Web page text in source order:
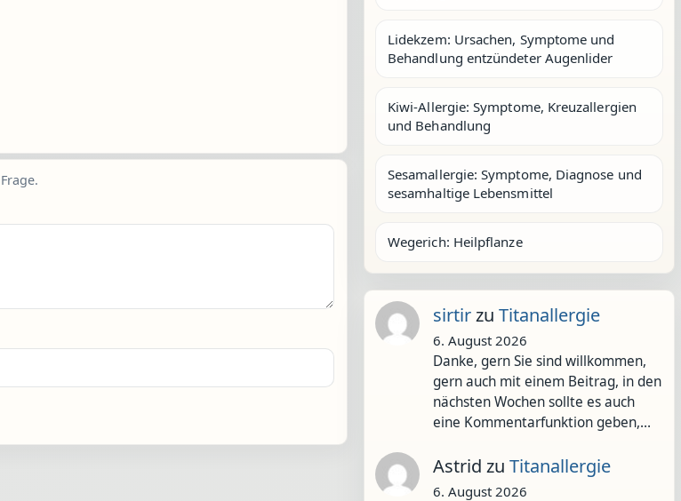
Lidekzem: Ursachen, Symptome und
Behandlung entzündeter Augenlider
Kiwi-Allergie: Symptome, Kreuzallergien
und Behandlung
Sesamallergie: Symptome, Diagnose und
sesamhaltige Lebensmittel
Wegerich: Heilpflanze
sirtirzu Titanallergie
6. August 2026
Danke, gern Sie sind willkommen,
gern auch mit einem Beitrag, in den
nächsten Wochen sollte es auch
eine Kommentarfunktion geben,…
Astrid zu Titanallergie
6. August 2026